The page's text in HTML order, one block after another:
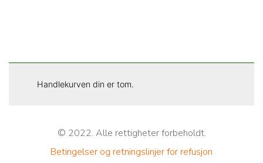
Handlekurven din er tom.
© 2022. Alle rettigheter forbeholdt.
Betingelser og retningslinjer for refusjon